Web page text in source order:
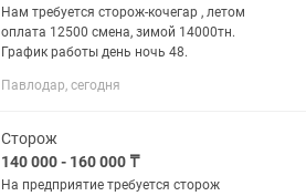
Нам требуется сторож-кочегар , летом
оплата 12500 смена, зимой 14000тн.
График работы день ночь 48.
Павлодар, сегодня
Сторож
140 000 - 160 000 ₸
На предприятие требуется сторож